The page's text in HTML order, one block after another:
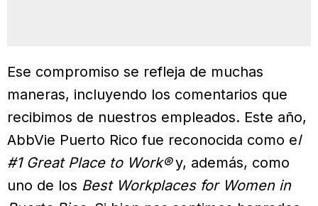
Ese compromiso se refleja de muchas
maneras, incluyendo los comentarios que
recibimos de nuestros empleados. Este año,
AbbVie Puerto Rico fue reconocida como el
#1 Great Place to Work® y, además, como
uno de los Best Workplaces for Women in